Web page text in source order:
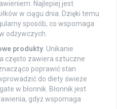
Najlepiej jest
w ciągu dnia. Dzięki temu
sposób, co wspomaga
odżywczych.
produkty . Unikanie
często zawiera sztuczne
poprawić stan
do diety świeże
w błonnik. Błonnik jest
gdyż wspomaga